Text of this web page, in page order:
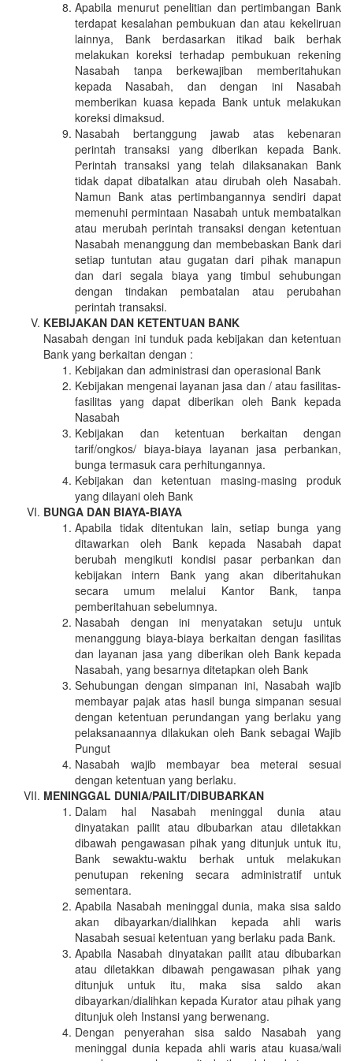
Apabila menurut penelitian dan pertimbangan Bank
terdapat kesalahan pembukuan dan atau kekeliruan
lainnya, Bank berdasarkan itikad baik berhak
melakukan koreksi terhadap pembukuan rekening
Nasabah tanpa berkewajiban memberitahukan
kepada Nasabah, dan dengan ini Nasabah
memberikan kuasa kepada Bank untuk melakukan
koreksi dimaksud.
Nasabah bertanggung jawab atas kebenaran
perintah transaksi yang diberikan kepada Bank.
Perintah transaksi yang telah dilaksanakan Bank
tidak dapat dibatalkan atau dirubah oleh Nasabah.
Namun Bank atas pertimbangannya sendiri dapat
memenuhi permintaan Nasabah untuk membatalkan
atau merubah perintah transaksi dengan ketentuan
Nasabah menanggung dan membebaskan Bank dari
setiap tuntutan atau gugatan dari pihak manapun
dan dari segala biaya yang timbul sehubungan
dengan tindakan pembatalan atau perubahan
perintah transaksi.
KEBIJAKAN DAN KETENTUAN BANK
Nasabah dengan ini tunduk pada kebijakan dan ketentuan
Bank yang berkaitan dengan :
Kebijakan dan administrasi dan operasional Bank
Kebijakan mengenai layanan jasa dan / atau fasilitas-
fasilitas yang dapat diberikan oleh Bank kepada
Nasabah
Kebijakan dan ketentuan berkaitan dengan
tarif/ongkos/ biaya-biaya layanan jasa perbankan,
bunga termasuk cara perhitungannya.
Kebijakan dan ketentuan masing-masing produk
yang dilayani oleh Bank
BUNGA DAN BIAYA-BIAYA
Apabila tidak ditentukan lain, setiap bunga yang
ditawarkan oleh Bank kepada Nasabah dapat
berubah mengikuti kondisi pasar perbankan dan
kebijakan intern Bank yang akan diberitahukan
secara umum melalui Kantor Bank, tanpa
pemberitahuan sebelumnya.
Nasabah dengan ini menyatakan setuju untuk
menanggung biaya-biaya berkaitan dengan fasilitas
dan layanan jasa yang diberikan oleh Bank kepada
Nasabah, yang besarnya ditetapkan oleh Bank
Sehubungan dengan simpanan ini, Nasabah wajib
membayar pajak atas hasil bunga simpanan sesuai
dengan ketentuan perundangan yang berlaku yang
pelaksanaannya dilakukan oleh Bank sebagai Wajib
Pungut
Nasabah wajib membayar bea meterai sesuai
dengan ketentuan yang berlaku.
MENINGGAL DUNIA/PAILIT/DIBUBARKAN
Dalam hal Nasabah meninggal dunia atau
dinyatakan pailit atau dibubarkan atau diletakkan
dibawah pengawasan pihak yang ditunjuk untuk itu,
Bank sewaktu-waktu berhak untuk melakukan
penutupan rekening secara administratif untuk
sementara.
Apabila Nasabah meninggal dunia, maka sisa saldo
akan dibayarkan/dialihkan kepada ahli waris
Nasabah sesuai ketentuan yang berlaku pada Bank.
Apabila Nasabah dinyatakan pailit atau dibubarkan
atau diletakkan dibawah pengawasan pihak yang
ditunjuk untuk itu, maka sisa saldo akan
dibayarkan/dialihkan kepada Kurator atau pihak yang
ditunjuk oleh Instansi yang berwenang.
Dengan penyerahan sisa saldo Nasabah yang
meninggal dunia kepada ahli waris atau kuasa/wali